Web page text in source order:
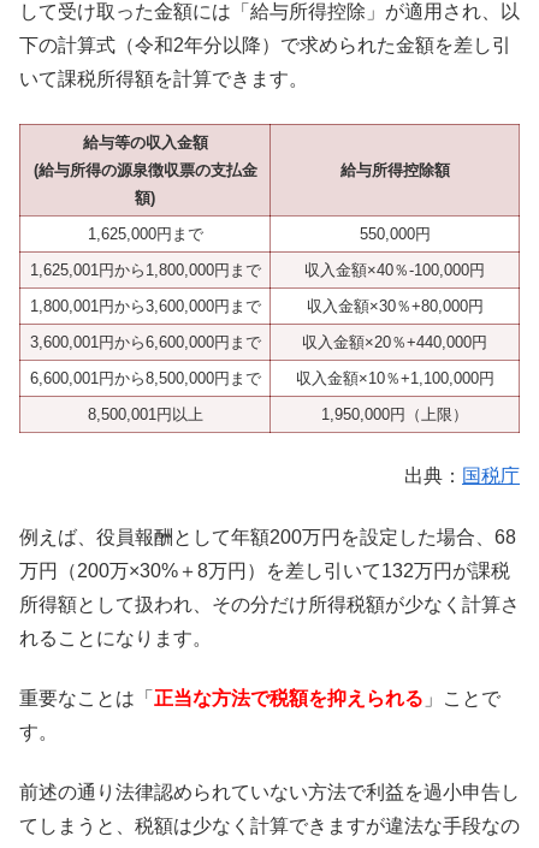
して受け取った金額には「給与所得控除」が適用され、以
下の計算式（令和2年分以降）で求められた金額を差し引
いて課税所得額を計算できます。
給与等の収入金額
(給与所得の源泉徴収票の支払金
額)
給与所得控除額
1,625,000円まで
550,000円
1,625,001円から1,800,000円まで
収入金額×40％-100,000円
1,800,001円から3,600,000円まで
収入金額×30％+80,000円
3,600,001円から6,600,000円まで
収入金額×20％+440,000円
6,600,001円から8,500,000円まで
収入金額×10％+1,100,000円
8,500,001円以上
1,950,000円（上限）
出典： 国税庁
例えば、役員報酬として年額200万円を設定した場合、68
万円（200万×30%＋8万円）を差し引いて132万円が課税
所得額として扱われ、その分だけ所得税額が少なく計算さ
れることになります。
重要なことは「 正当な方法で税額を抑えられる 」ことで
す。
前述の通り法律認められていない方法で利益を過小申告し
てしまうと、税額は少なく計算できますが違法な手段なの